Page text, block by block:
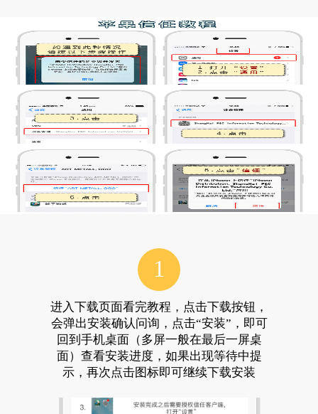
1
进入下载页面看完教程，点击下载按钮，
会弹出安装确认问询，点击“安装”，即可
回到手机桌面（多屏一般在最后一屏桌
面）查看安装进度，如果出现等待中提
示，再次点击图标即可继续下载安装